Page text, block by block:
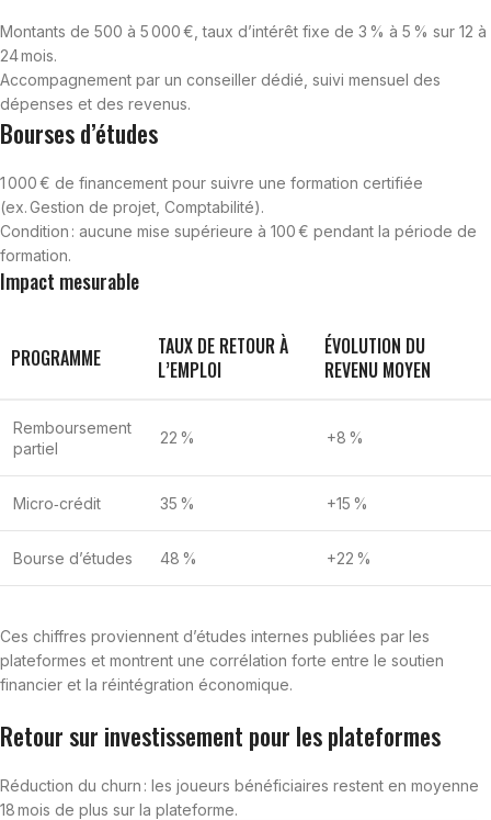
Montants de 500 à 5 000 €, taux d’intérêt fixe de 3 % à 5 % sur 12 à
24 mois.
Accompagnement par un conseiller dédié, suivi mensuel des
dépenses et des revenus.
Bourses d’études
1 000 € de financement pour suivre une formation certifiée
(ex. Gestion de projet, Comptabilité).
Condition : aucune mise supérieure à 100 € pendant la période de
formation.
Impact mesurable
PROGRAMME
TAUX DE RETOUR À
L’EMPLOI
ÉVOLUTION DU
REVENU MOYEN
Remboursement
partiel
22 % +8 %
Micro‑crédit 35 % +15 %
Bourse d’études 48 % +22 %
Ces chiffres proviennent d’études internes publiées par les
plateformes et montrent une corrélation forte entre le soutien
financier et la réintégration économique.
Retour sur investissement pour les plateformes
Réduction du churn : les joueurs bénéficiaires restent en moyenne
18 mois de plus sur la plateforme.